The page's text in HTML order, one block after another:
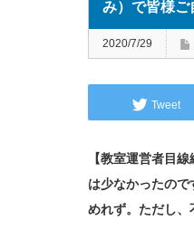
み）で皆様
2020/7/29
Tweet
【教室運営者目
は少なかったの
めれず。ただし、